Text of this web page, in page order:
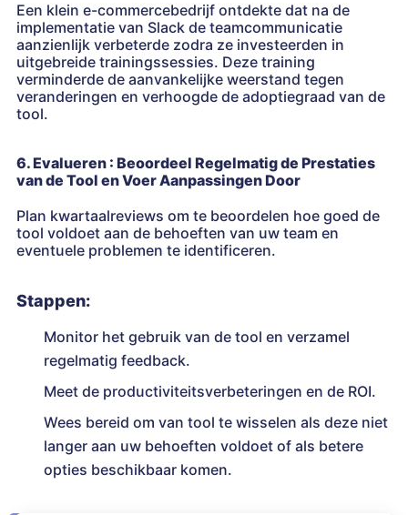
Een klein e-commercebedrijf ontdekte dat na de
implementatie van Slack de teamcommunicatie
aanzienlijk verbeterde zodra ze investeerden in
uitgebreide trainingssessies. Deze training
verminderde de aanvankelijke weerstand tegen
veranderingen en verhoogde de adoptiegraad van de
tool.
6. Evalueren : Beoordeel Regelmatig de Prestaties
van de Tool en Voer Aanpassingen Door
Plan kwartaalreviews om te beoordelen hoe goed de
tool voldoet aan de behoeften van uw team en
eventuele problemen te identificeren.
Stappen:
Monitor het gebruik van de tool en verzamel
regelmatig feedback.
Meet de productiviteitsverbeteringen en de ROI.
Wees bereid om van tool te wisselen als deze niet
langer aan uw behoeften voldoet of als betere
opties beschikbaar komen.